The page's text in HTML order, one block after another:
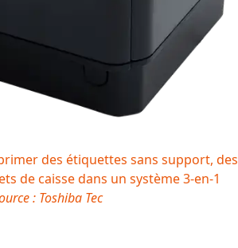
des étiquettes sans support, des
de caisse dans un système 3-en-1
: Toshiba Tec